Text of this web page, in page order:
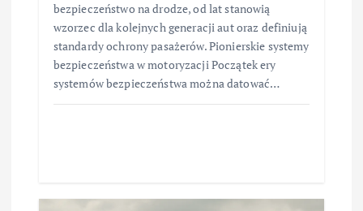
bezpieczeństwo na drodze, od lat stanowią
wzorzec dla kolejnych generacji aut oraz definiują
standardy ochrony pasażerów. Pionierskie systemy
bezpieczeństwa w motoryzacji Początek ery
systemów bezpieczeństwa można datować…